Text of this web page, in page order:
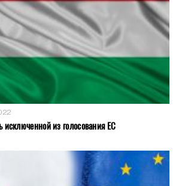
исключенной из голосования ЕС